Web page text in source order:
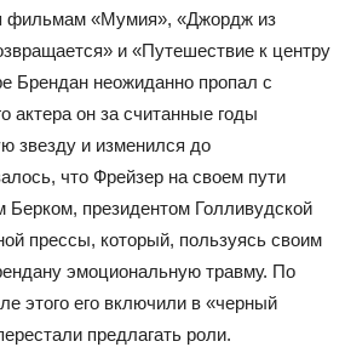
фильмам «Мумия», «Джордж из
и «Путешествие к центру
Брендан неожиданно пропал с
актера он за считанные годы
звезду и изменился до
что Фрейзер на своем пути
Берком, президентом Голливудской
прессы, который, пользуясь своим
эмоциональную травму. По
этого его включили в «черный
предлагать роли.